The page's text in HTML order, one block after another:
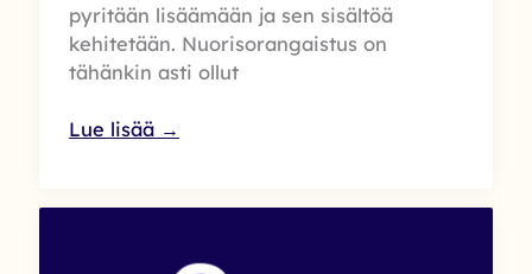
pyritään lisäämään ja sen sisältöä
kehitetään. Nuorisorangaistus on
tähänkin asti ollut
Rikoksettoman
lausunto
Lue lisää →